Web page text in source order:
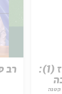
רב
פרק 506 – אווה אילוז (1):
קטנה